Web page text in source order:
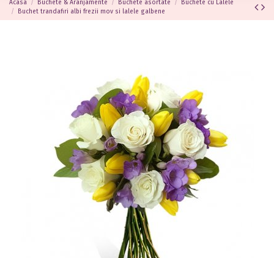
Acasa Buchete & Aranjamente Buchete asortate
Buchete cu Lalele
Buchet trandafiri albi frezii mov si lalele galbene